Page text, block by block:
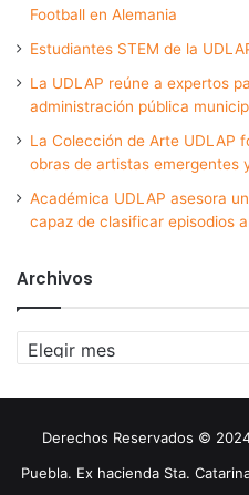
Football en Alemania
Estudiantes STEM de la
La UDLAP reúne a expertos
administración pública
La Colección de Arte UDLAP
obras de artistas emergentes
Académica UDLAP asesora
capaz de clasificar episodios
Archivos
Archivos
Derechos Reservados ©
Puebla. Ex hacienda Sta.